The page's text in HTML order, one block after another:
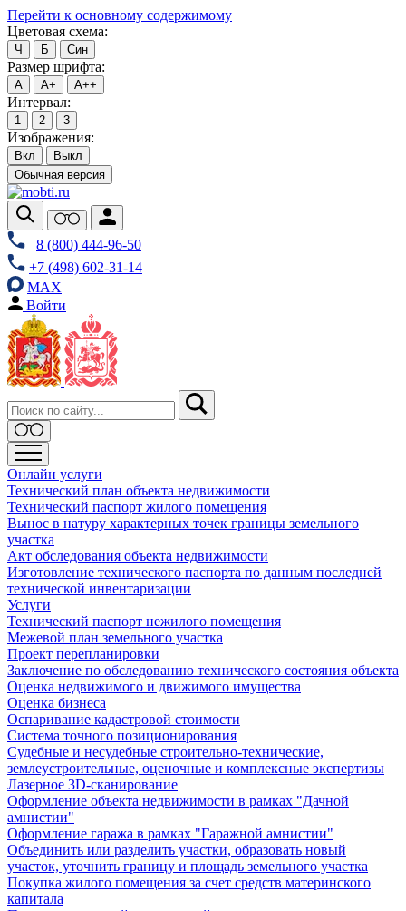
Перейти к основному содержимому
Цветовая схема:
Ч Б Син
Размер шрифта:
А А+ А++
Интервал:
1 2 3
Изображения:
Вкл
Выкл
Обычная версия
8 (800) 444-96-50
+7 (498) 602-31-14
MAX
Войти
Онлайн услуги
Технический план объекта недвижимости
Технический паспорт жилого помещения
Вынос в натуру характерных точек границы земельного
участка
Акт обследования объекта недвижимости
Изготовление технического паспорта по данным последней
технической инвентаризации
Услуги
Технический паспорт нежилого помещения
Межевой план земельного участка
Проект перепланировки
Заключение по обследованию технического состояния объекта
Оценка недвижимого и движимого имущества
Оценка бизнеса
Оспаривание кадастровой стоимости
Система точного позиционирования
Судебные и несудебные строительно-технические,
землеустроительные, оценочные и комплексные экспертизы
Лазерное 3D-сканирование
Оформление объекта недвижимости в рамках "Дачной
амнистии"
Оформление гаража в рамках "Гаражной амнистии"
Объединить или разделить участки, образовать новый
участок, уточнить границу и площадь земельного участка
Покупка жилого помещения за счет средств материнского
капитала